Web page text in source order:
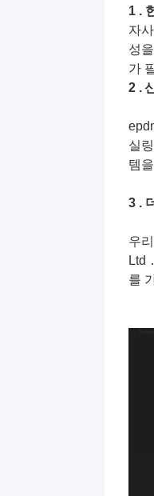
1 .
자
성
가
2 .
실
템
3 .
우
Ltd
를